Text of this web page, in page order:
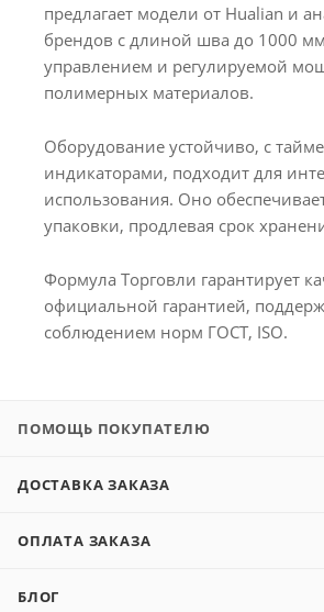
предлагает модели от Hualian и
брендов с длиной шва до 1000
управлением и регулируемой
полимерных материалов.
Оборудование устойчиво, с
индикаторами, подходит для
использования. Оно
упаковки, продлевая срок
Формула Торговли гарантирует
официальной гарантией,
соблюдением норм ГОСТ, ISO.
ПОМОЩЬ ПОКУПАТЕЛЮ
ДОСТАВКА ЗАКАЗА
ОПЛАТА ЗАКАЗА
БЛОГ